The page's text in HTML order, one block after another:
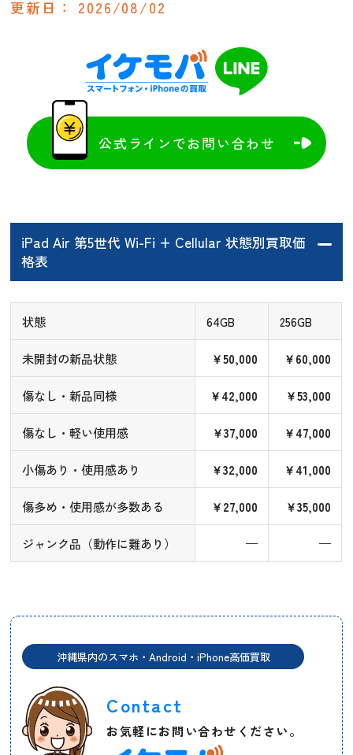
更新日： 2026/08/02
公式ラインでお問い合わせ
iPad Air 第5世代 Wi-Fi + Cellular 状態別買取価
格表
状態 64GB 256GB
未開封の新品状態 ￥50,000 ￥60,000
傷なし・新品同様 ￥42,000 ￥53,000
傷なし・軽い使用感 ￥37,000 ￥47,000
小傷あり・使用感あり ￥32,000 ￥41,000
傷多め・使用感が多数ある ￥27,000 ￥35,000
ジャンク品（動作に難あり） — —
沖縄県内のスマホ・Android・iPhone高価買取
Contact
お気軽にお問い合わせください。